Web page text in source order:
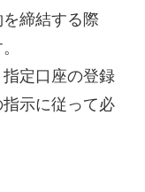
締結する際
定口座の登録
示に従って必